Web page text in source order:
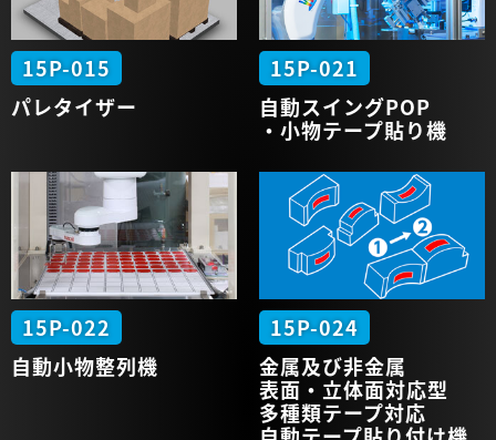
15P-015
パレタイザー
15P-021
自動スイングPOP
・小物テープ貼り機
15P-022
自動小物整列機
15P-024
金属及び非金属
表面・立体面対応型
多種類テープ対応